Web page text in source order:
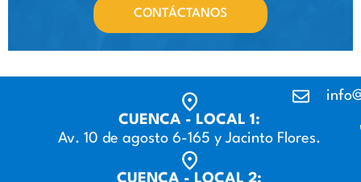
CONTÁCTANOS
CUENCA - LOCAL 1:
Av. 10 de agosto 6-165 y Jacinto Flores.
CUENCA - LOCAL 2: